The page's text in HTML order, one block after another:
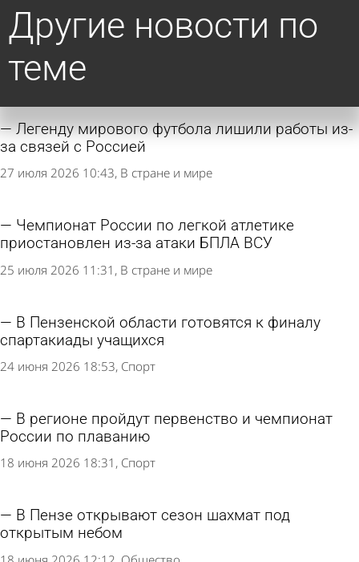
Другие новости по
теме
Легенду мирового футбола лишили работы из-
за связей с Россией
27 июля 2026 10:43 В стране и мире
Чемпионат России по легкой атлетике
приостановлен из-за атаки БПЛА ВСУ
25 июля 2026 11:31 В стране и мире
В Пензенской области готовятся к финалу
спартакиады учащихся
24 июня 2026 18:53 Спорт
В регионе пройдут первенство и чемпионат
России по плаванию
18 июня 2026 18:31 Спорт
В Пензе открывают сезон шахмат под
открытым небом